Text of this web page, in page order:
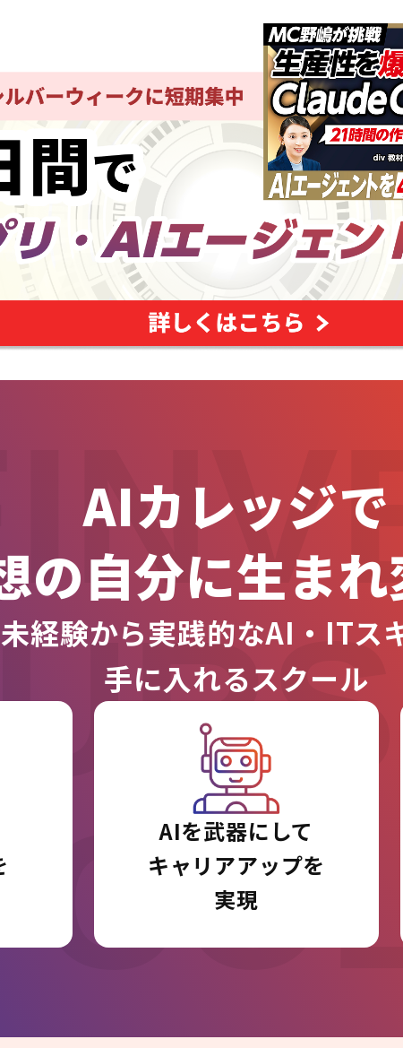
AIカレッジで
の自分に生まれ
未経験から実践的なAI・ITス
手に入れるスクール
AIを武器にして
キャリアアップを
実現